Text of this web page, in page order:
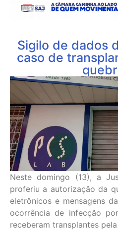
Sigilo de dados
caso de
Neste domingo (13), a
proferiu a autorização da
eletrônicos e mensagens
ocorrência de infecção
receberam transplantes